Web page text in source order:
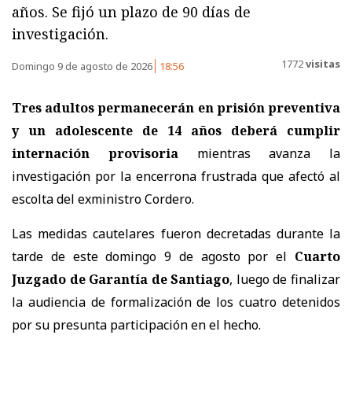
años. Se fijó un plazo de 90 días de
investigación.
Domingo 9 de agosto de 2026 18:56 1772visitas
Tres adultos permanecerán en prisión preventiva
y un adolescente de 14 años deberá cumplir
internación provisoriamientras avanza la
investigación por la encerrona frustrada que afectó al
escolta del exministro Cordero.
Las medidas cautelares fueron decretadas durante la
tarde de este domingo 9 de agosto por el Cuarto
Juzgado de Garantía de Santiago, luego de finalizar
la audiencia de formalización de los cuatro detenidos
por su presunta participación en el hecho.